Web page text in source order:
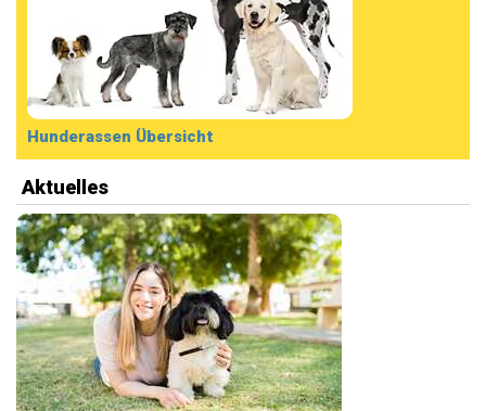
Hunderassen Übersicht
Aktuelles